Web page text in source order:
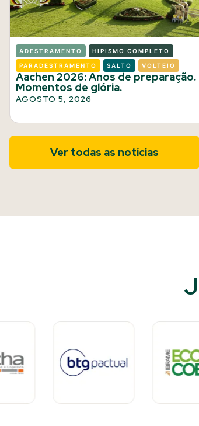
ADESTRAMENTO HIPISMO COMPLETO
PARADESTRAMENTO SALTO VOLTEIO
Aachen 2026: Anos de preparação.
Momentos de glória.
AGOSTO 5, 2026
Ver todas as notícias